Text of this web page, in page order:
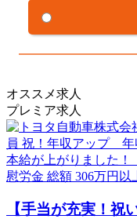
オススメ求人
プレミア求人
【手当が充実！祝